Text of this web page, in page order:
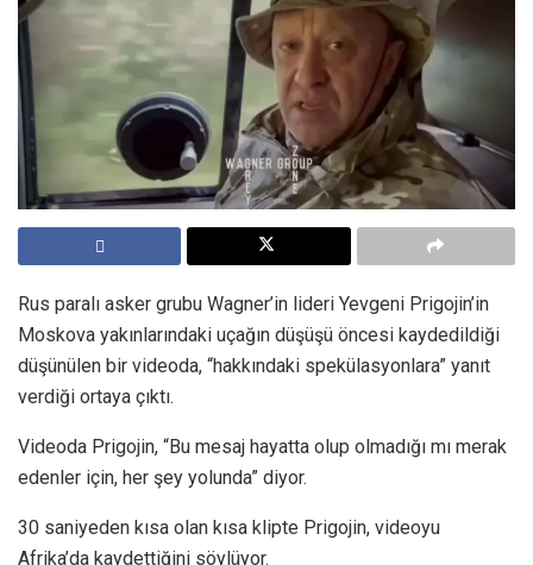
Rus paralı asker grubu Wagner’in lideri Yevgeni Prigojin’in
Moskova yakınlarındaki uçağın düşüşü öncesi kaydedildiği
düşünülen bir videoda, “hakkındaki spekülasyonlara” yanıt
verdiği ortaya çıktı.
Videoda Prigojin, “Bu mesaj hayatta olup olmadığı mı merak
edenler için, her şey yolunda” diyor.
30 saniyeden kısa olan kısa klipte Prigojin, videoyu
Afrika’da kaydettiğini söylüyor.